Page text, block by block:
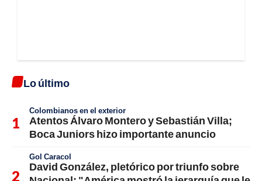
Lo último
Colombianos en el exterior
Atentos Álvaro Montero y Sebastián Villa;
Boca Juniors hizo importante anuncio
Gol Caracol
David González, pletórico por triunfo sobre